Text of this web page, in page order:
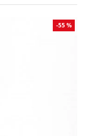
-55 %